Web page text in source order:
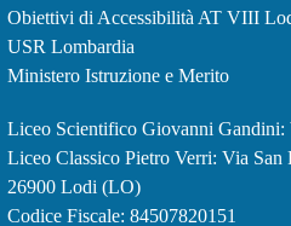
Obiettivi di Accessibilità AT VIII
USR Lombardia
Ministero Istruzione e Merito
Liceo Scientifico Giovanni
Liceo Classico Pietro Verri: Via San
26900 Lodi (LO)
Codice Fiscale: 84507820151